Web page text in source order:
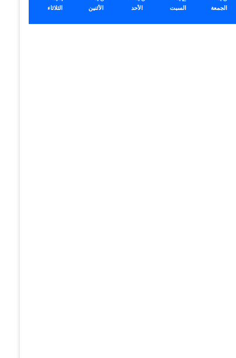
الجمعة السبت الأحد الأثنين الثلاثاء